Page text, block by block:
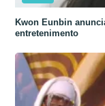
Kwon Eunbin
entretenimento